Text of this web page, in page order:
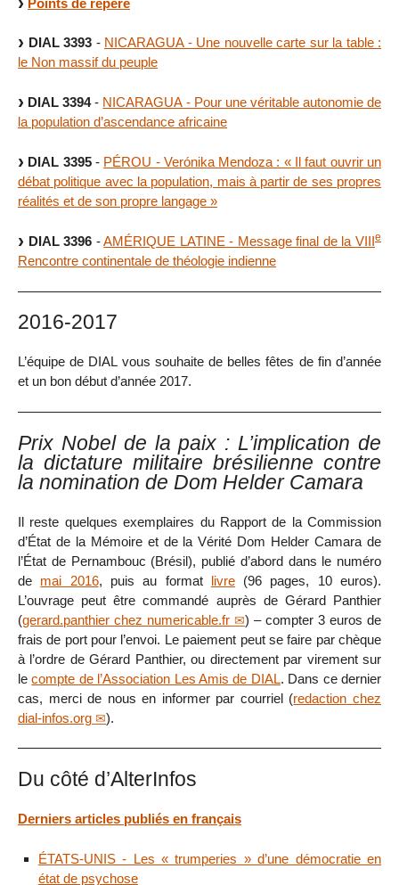
DIAL 3393 - NICARAGUA - Une nouvelle carte sur la table :
le Non massif du peuple
DIAL 3394- NICARAGUA - Pour une véritable autonomie de
la population d’ascendance africaine
DIAL 3395- PÉROU - Verónika Mendoza : « Il faut ouvrir un
débat politique avec la population, mais à partir de ses propres
réalités et de son propre langage »
DIAL 3396 -AMÉRIQUE LATINE - Message final de la VIIIe
Rencontre continentale de théologie indienne
2016-2017
L’équipe de DIAL vous souhaite de belles fêtes de fin d’année
et un bon début d’année 2017.
Prix Nobel de la paix : L’implication de
la dictature militaire brésilienne contre
la nomination de Dom Helder Camara
Il reste quelques exemplaires du Rapport de la Commission
d’État de la Mémoire et de la Vérité Dom Helder Camara de
l’État de Pernambouc (Brésil), publié d’abord dans le numéro
de mai 2016, puis au format livre(96 pages, 10 euros).
L’ouvrage peut être commandé auprès de Gérard Panthier
(gerard.panthier chez numericable.fr
) – compter 3 euros de
frais de port pour l’envoi. Le paiement peut se faire par chèque
à l’ordre de Gérard Panthier, ou directement par virement sur
lecompte de l’Association Les Amis de DIAL. Dans ce dernier
cas, merci de nous en informer par courriel (redaction chez
dial-infos.org
).
Du côté d’AlterInfos
Derniers articles publiés en français
ÉTATS-UNIS - Les « trumperies » d’une démocratie en
état de psychose